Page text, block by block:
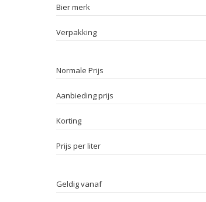
Bier merk
Verpakking
Normale Prijs
Aanbieding prijs
Korting
Prijs per liter
Geldig vanaf